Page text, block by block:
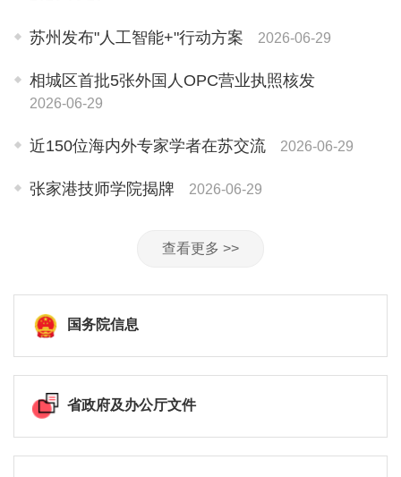
苏州发布"人工智能+"行动方案 2026-06-29
相城区首批5张外国人OPC营业执照核发
2026-06-29
近150位海内外专家学者在苏交流 2026-06-29
张家港技师学院揭牌 2026-06-29
查看更多 >>
国务院信息
省政府及办公厅文件